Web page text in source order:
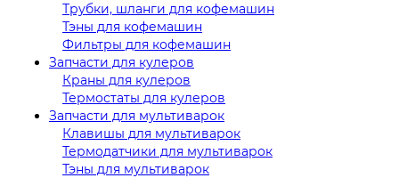
Трубки, шланги для кофемашин
Тэны для кофемашин
Фильтры для кофемашин
Запчасти для кулеров
Краны для кулеров
Термостаты для кулеров
Запчасти для мультиварок
Клавишы для мультиварок
Термодатчики для мультиварок
Тэны для мультиварок